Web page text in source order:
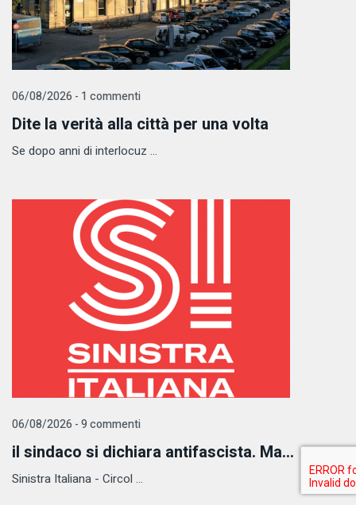
06/08/2026 - 1 commenti
Dite la verità alla città per una volta
Se dopo anni di interlocuz ...
06/08/2026 - 9 commenti
il sindaco si dichiara antifascista. Ma...
Sinistra Italiana - Circol ...